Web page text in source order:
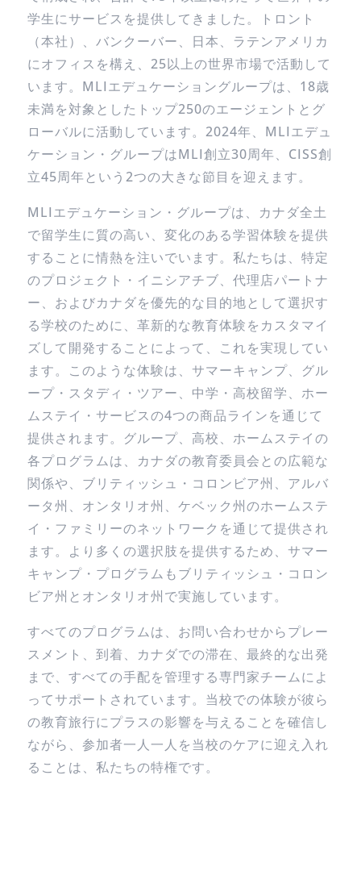
学生にサービスを提供してきました。トロント
（本社）、バンクーバー、日本、ラテンアメリカ
にオフィスを構え、25以上の世界市場で活動して
います。MLIエデュケーショングループは、18歳
未満を対象としたトップ250のエージェントとグ
ローバルに活動しています。2024年、MLIエデュ
ケーション・グループはMLI創立30周年、CISS創
立45周年という2つの大きな節目を迎えます。
MLIエデュケーション・グループは、カナダ全土
で留学生に質の高い、変化のある学習体験を提供
することに情熱を注いでいます。私たちは、特定
のプロジェクト・イニシアチブ、代理店パートナ
ー、およびカナダを優先的な目的地として選択す
る学校のために、革新的な教育体験をカスタマイ
ズして開発することによって、これを実現してい
ます。このような体験は、サマーキャンプ、グル
ープ・スタディ・ツアー、中学・高校留学、ホー
ムステイ・サービスの4つの商品ラインを通じて
提供されます。グループ、高校、ホームステイの
各プログラムは、カナダの教育委員会との広範な
関係や、ブリティッシュ・コロンビア州、アルバ
ータ州、オンタリオ州、ケベック州のホームステ
イ・ファミリーのネットワークを通じて提供され
ます。より多くの選択肢を提供するため、サマー
キャンプ・プログラムもブリティッシュ・コロン
ビア州とオンタリオ州で実施しています。
すべてのプログラムは、お問い合わせからプレー
スメント、到着、カナダでの滞在、最終的な出発
まで、すべての手配を管理する専門家チームによ
ってサポートされています。当校での体験が彼ら
の教育旅行にプラスの影響を与えることを確信し
ながら、参加者一人一人を当校のケアに迎え入れ
ることは、私たちの特権です。